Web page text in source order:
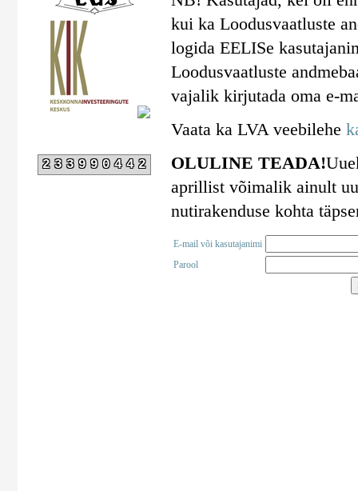
233990442
kui ka Loodusvaatluste
logida EELISe
Loodusvaatluste
vajalik kirjutada oma e-
Vaata ka LVA veebilehe
OLULINE TEADA!
aprillist võimalik ainult
nutirakenduse kohta
E-mail või kasutajanimi
Parool